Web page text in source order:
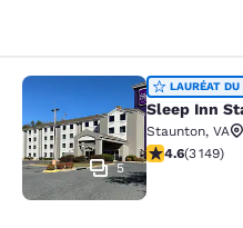
Sleep Inn
5
LAURÉAT DU
Sleep Inn
Staunton, VA
4.57 étoiles.
4.6(3 149)